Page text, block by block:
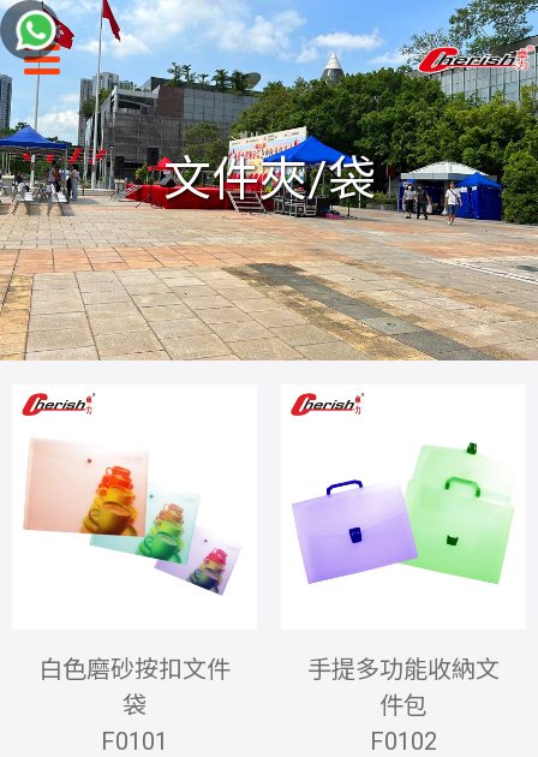
文件夾/袋
白色磨砂按扣文件
袋
F0101
手提多功能收納文
件包
F0102
聯絡我們